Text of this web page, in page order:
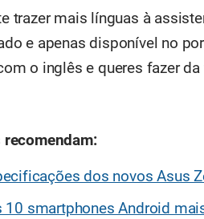
trazer mais línguas à
e apenas disponível no
o inglês e queres fazer
dos novos Asus
10 smartphones Android